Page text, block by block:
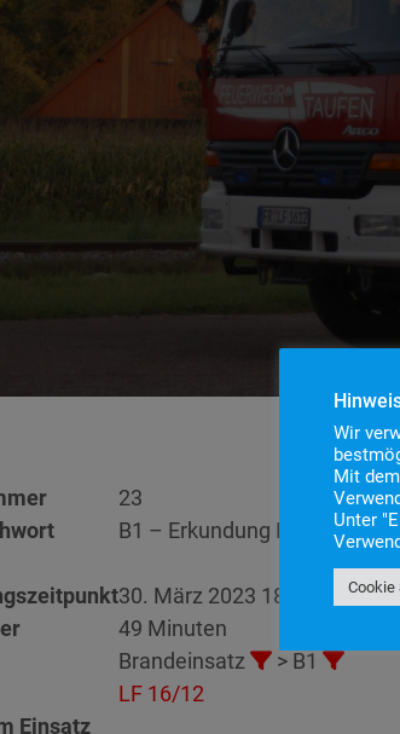
23
B1 – Erkundung Brand
30. März 2023 18:41
49 Minuten
Brandeinsatz
> B1
LF 16/12
Einsatz
Wir
Mit
Unter
Cookie